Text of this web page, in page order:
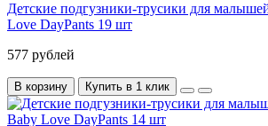
Детские подгузники-трусики для
Love DayPants 19 шт
577 рублей
В корзину Купить в 1 клик